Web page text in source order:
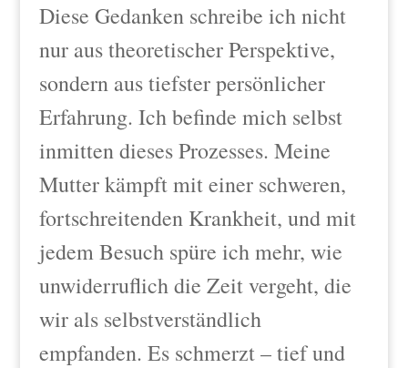
Diese Gedanken schreibe ich nicht
nur aus theoretischer Perspektive,
sondern aus tiefster persönlicher
Erfahrung. Ich befinde mich selbst
inmitten dieses Prozesses. Meine
Mutter kämpft mit einer schweren,
fortschreitenden Krankheit, und mit
jedem Besuch spüre ich mehr, wie
unwiderruflich die Zeit vergeht, die
wir als selbstverständlich
empfanden. Es schmerzt – tief und